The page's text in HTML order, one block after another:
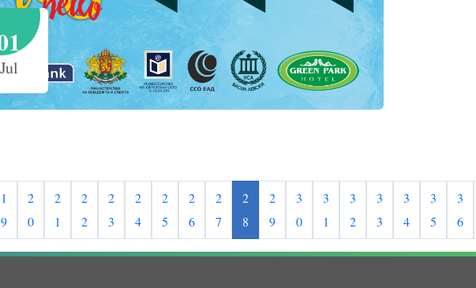
Jul
1
9
2
0
2
1
2
2
2
3
2
4
2
5
2
6
2
7
2
8
2
9
3
0
3
1
3
2
3
3
3
4
3
5
3
6